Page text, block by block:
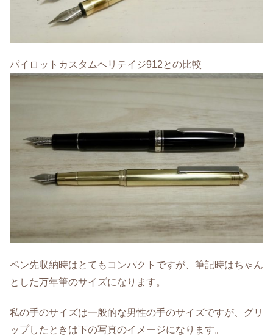
パイロットカスタムヘリテイジ912との比較
ペン先収納時はとてもコンパクトですが、筆記時はちゃん
とした万年筆のサイズになります。
私の手のサイズは一般的な男性の手のサイズですが、グリ
ップしたときは下の写真のイメージになります。